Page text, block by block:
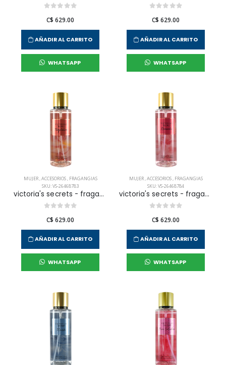
C$ 629.00
AÑADIR AL CARRITO
WHATSAPP
C$ 629.00
AÑADIR AL CARRITO
WHATSAPP
MUJER,ACCESORIOS, FRAGANGIAS
SKU: VS-26468783
victoria's secrets - fragancia corporal temptation para mujer
C$ 629.00
AÑADIR AL CARRITO
WHATSAPP
MUJER,ACCESORIOS, FRAGANGIAS
SKU: VS-26468784
victoria's secrets - fragancia corporal romantic para mujer
C$ 629.00
AÑADIR AL CARRITO
WHATSAPP